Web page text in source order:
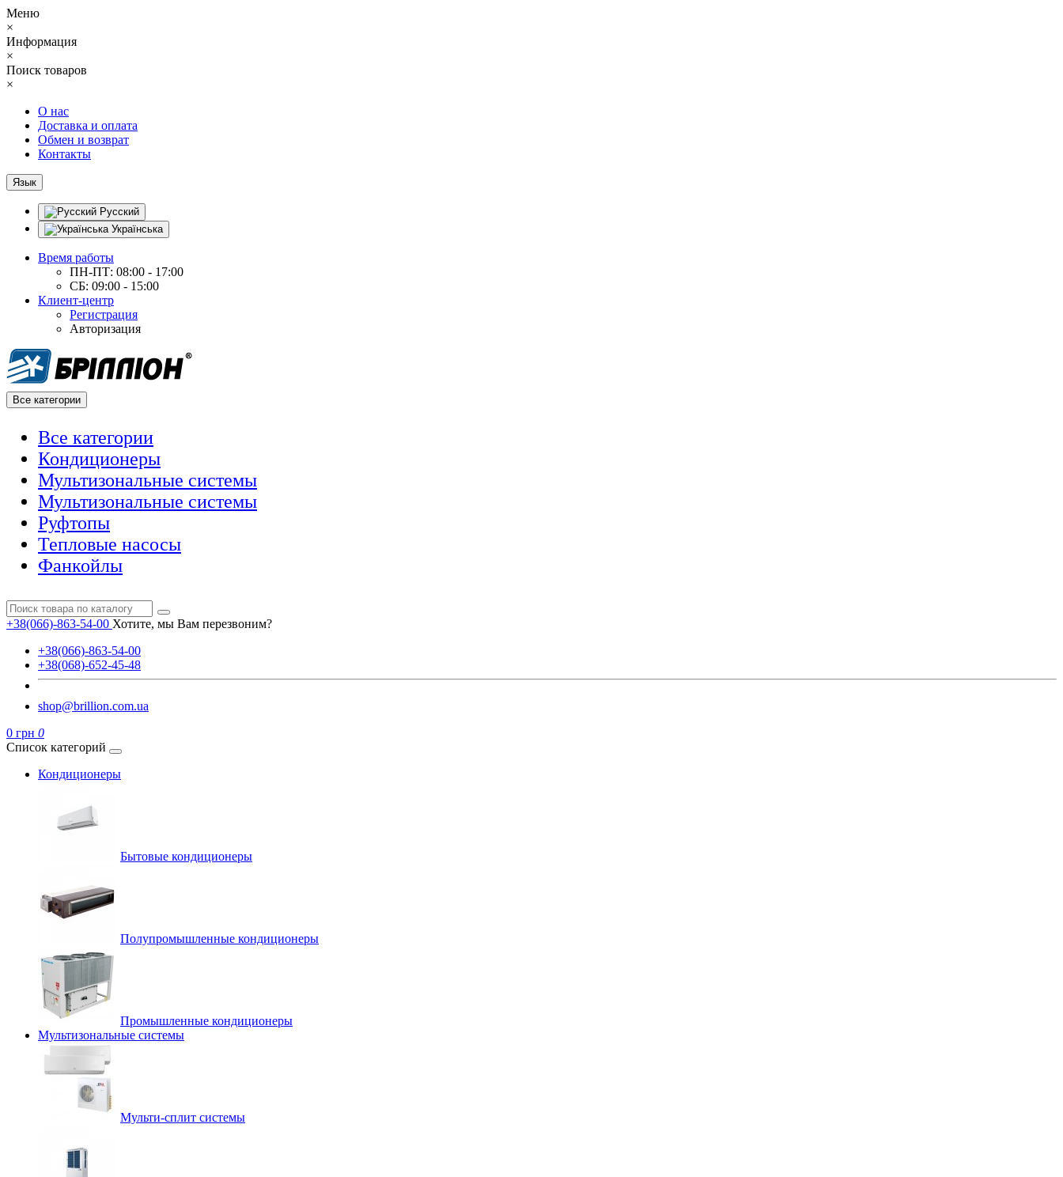
Меню
×
Информация
×
Поиск товаров
×
О нас
Доставка и оплата
Обмен и возврат
Контакты
Язык
Русский
Українська
Время работы
ПН-ПТ: 08:00 - 17:00
СБ: 09:00 - 15:00
Клиент-центр
Регистрация
Авторизация
Все категории
Все категории
Кондиционеры
Мультизональные системы
Мультизональные системы
Руфтопы
Тепловые насосы
Фанкойлы
+38(066)-863-54-00 Хотите, мы Вам перезвоним?
+38(066)-863-54-00
+38(068)-652-45-48
shop@brillion.com.ua
0 грн 0
Список категорий
Кондиционеры
Бытовые кондиционеры
Полупромышленные кондиционеры
Промышленные кондиционеры
Мультизональные системы
Мульти-сплит системы